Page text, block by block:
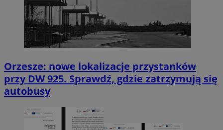
Orzesze: nowe lokalizacje przystanków
przy DW 925. Sprawdź, gdzie zatrzymują się
autobusy